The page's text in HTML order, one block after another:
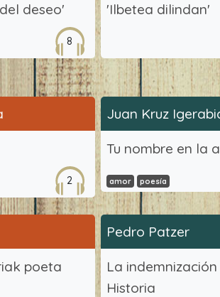
deseo'
8
'Ilbetea dilindan'
2
Juan Kruz
Tu nombre en la
amor poesía
poeta
Pedro Patzer
La
Historia